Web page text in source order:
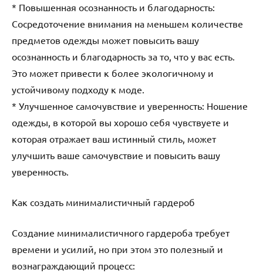
* Повышенная осознанность и благодарность:
Сосредоточение внимания на меньшем количестве
предметов одежды может повысить вашу
осознанность и благодарность за то, что у вас есть.
Это может привести к более экологичному и
устойчивому подходу к моде.
* Улучшенное самочувствие и уверенность: Ношение
одежды, в которой вы хорошо себя чувствуете и
которая отражает ваш истинный стиль, может
улучшить ваше самочувствие и повысить вашу
уверенность.
Как создать минималистичный гардероб
Создание минималистичного гардероба требует
времени и усилий, но при этом это полезный и
вознаграждающий процесс: